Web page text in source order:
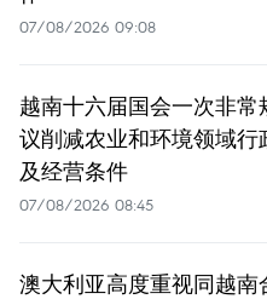
07/08/2026 09:08
越南十六届国会一次非常
议削减农业和环境领域行
及经营条件
07/08/2026 08:45
澳大利亚高度重视同越南